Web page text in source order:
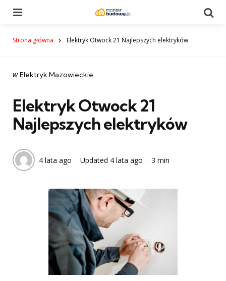
Strona główna Elektryk Otwock 21 Najlepszych elektryków
Categories
post
w Elektryk Mazowieckie
Elektryk Otwock 21
Najlepszych elektryków
4 lata ago Updated 4 lata ago 3 min